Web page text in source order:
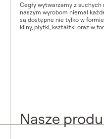
Cegły wytwarzamy z
naszym wyrobom niemal
są dostępne nie tylko w
kliny, płytki, kształtki oraz w
Nasze